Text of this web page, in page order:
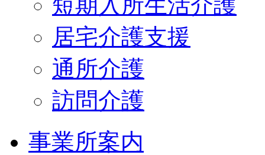
居宅介護支援
通所介護
訪問介護
事業所案内